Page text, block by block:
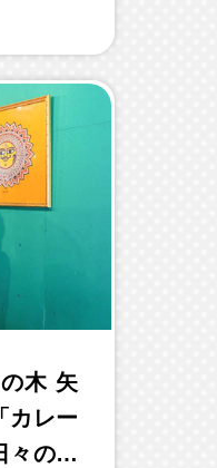
木 矢
カレー
々の喜